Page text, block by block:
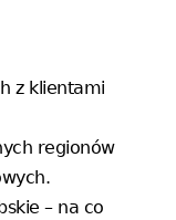
z klientami
regionów
– na co